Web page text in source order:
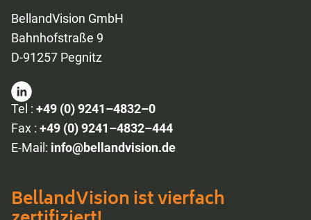
BellandVision GmbH
Bahnhofstraße 9
D-91257 Pegnitz
Tel : +49 (0) 9241–4832–0
Fax : +49 (0) 9241–4832–444
E-Mail: info@bellandvision.de
BellandVision ist vierfach